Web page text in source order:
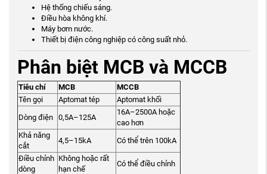
Hệ thống chiếu sáng.
Điều hòa không khí.
Máy bơm nước.
Thiết bị điện công nghiệp có công suất nhỏ.
Phân biệt MCB và MCCB
Tiêu chí MCB
MCCB
Tên gọi
Aptomat tép
Aptomat khối
Dòng điện
0,5A–125A
16A–2500A hoặc
cao hơn
Khả năng
cắt
4,5–15kA
Có thể trên 100kA
Điều chỉnh
dòng
Không hoặc rất
hạn chế
Có thể điều chỉnh